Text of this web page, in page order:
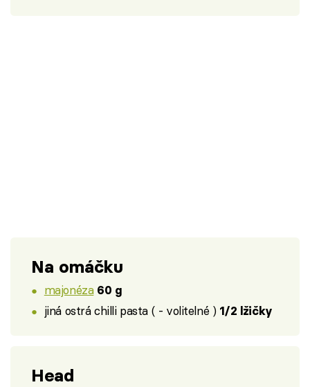
Na omáčku
majonéza 60 g
jiná ostrá chilli pasta ( - volitelné ) 1/2 lžičky
Head